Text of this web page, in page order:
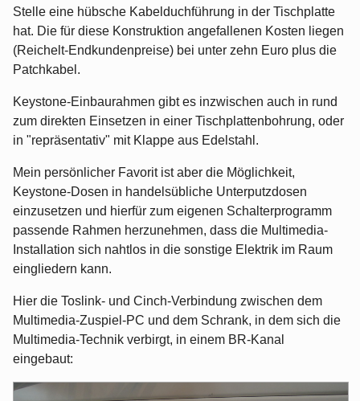
Stelle eine hübsche Kabelduchführung in der Tischplatte
hat. Die für diese Konstruktion angefallenen Kosten liegen
(Reichelt-Endkundenpreise) bei unter zehn Euro plus die
Patchkabel.
Keystone-Einbaurahmen gibt es inzwischen auch in rund
zum direkten Einsetzen in einer Tischplattenbohrung, oder
in "repräsentativ" mit Klappe aus Edelstahl.
Mein persönlicher Favorit ist aber die Möglichkeit,
Keystone-Dosen in handelsübliche Unterputzdosen
einzusetzen und hierfür zum eigenen Schalterprogramm
passende Rahmen herzunehmen, dass die Multimedia-
Installation sich nahtlos in die sonstige Elektrik im Raum
eingliedern kann.
Hier die Toslink- und Cinch-Verbindung zwischen dem
Multimedia-Zuspiel-PC und dem Schrank, in dem sich die
Multimedia-Technik verbirgt, in einem BR-Kanal
eingebaut: